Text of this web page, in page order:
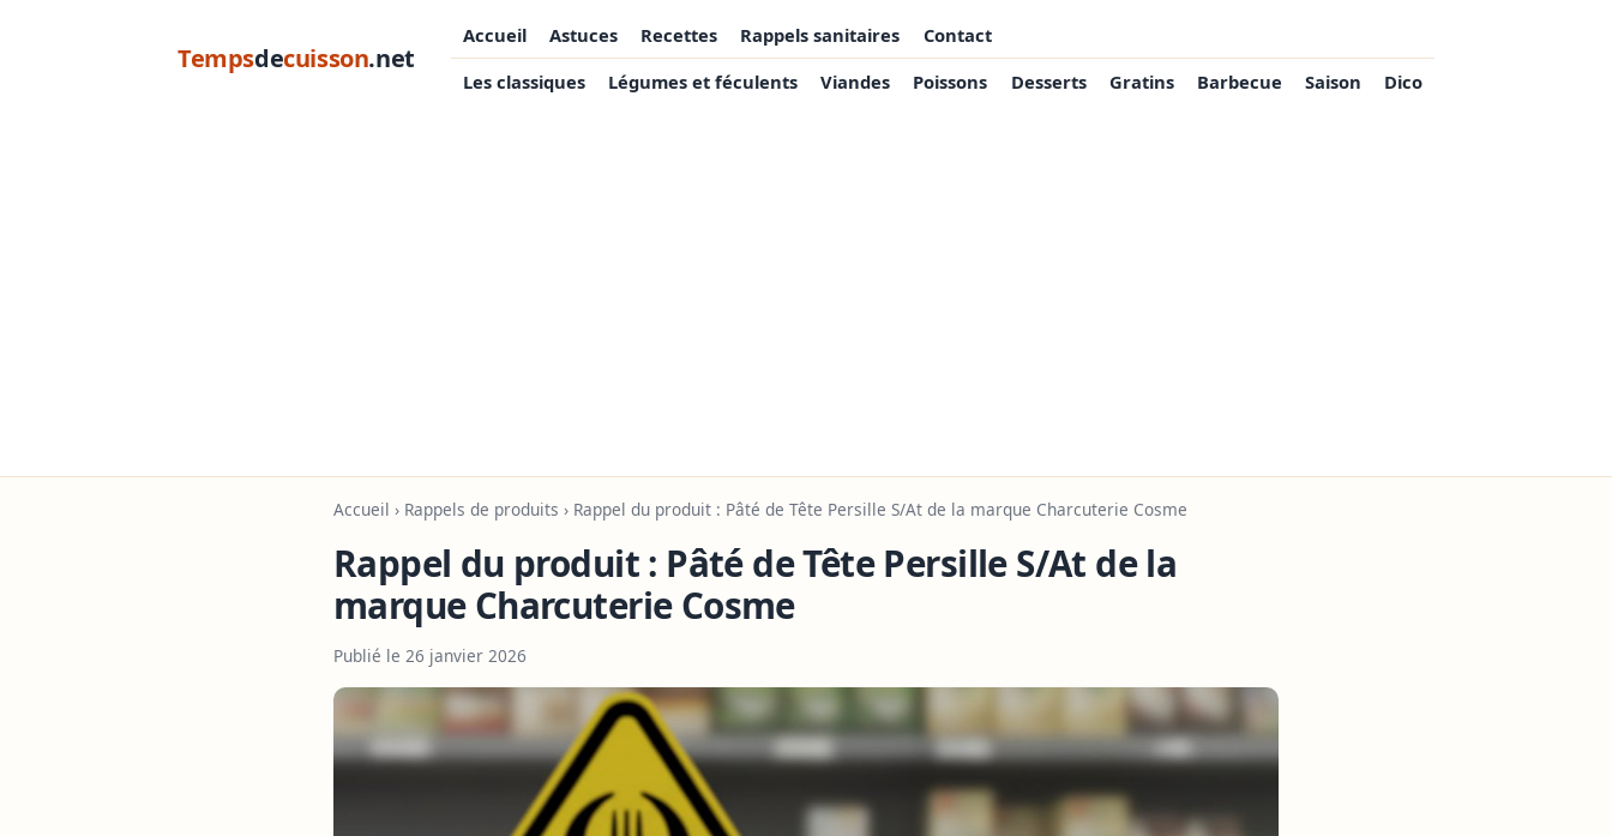
Tempsdecuisson.net
Accueil Astuces Recettes Rappels sanitaires
Contact
Les classiques
Légumes et féculents Viandes Poissons Desserts Gratins Barbecue Saison Dico
Accueil › Rappels de produits › Rappel du produit : Pâté de Tête Persille S/At de la marque Charcuterie Cosme
Rappel du produit : Pâté de Tête Persille S/At de la
marque Charcuterie Cosme
Publié le 26 janvier 2026